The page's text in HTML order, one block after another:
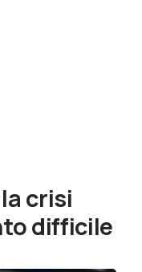
crisi
difficile